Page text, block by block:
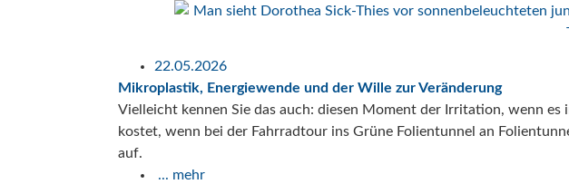
22.05.2026
Mikroplastik, Energiewende und der Wille zur Veränderung
Vielleicht kennen Sie das auch: diesen Moment der Irritation, wenn
kostet, wenn bei der Fahrradtour ins Grüne Folientunnel an
auf.
... mehr